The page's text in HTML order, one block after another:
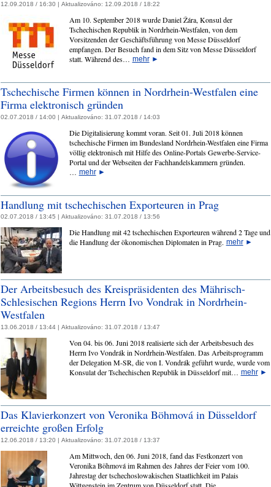
12.09.2018 / 16:30 | Aktualizováno: 12.09.2018 / 18:22
Am 10. September 2018 wurde Daniel Žára, Konsul der
Tschechischen Republik in Nordrhein-Westfalen, von dem
Vorsitzenden der Geschäftsführung von Messe Düsseldorf
empfangen. Der Besuch fand in dem Sitz von Messe Düsseldorf
statt. Während des… mehr►
Tschechische Firmen können in Nordrhein-Westfalen eine
Firma elektronisch gründen
02.07.2018 / 14:00 | Aktualizováno: 31.07.2018 / 14:03
Die Digitalisierung kommt voran. Seit 01. Juli 2018 können
tschechische Firmen im Bundesland Nordrhein-Westfalen eine Firma
völlig elektronisch mit Hilfe des Online-Portals Gewerbe-Service-
Portal und der Webseiten der Fachhandelskammern gründen.
… mehr►
Handlung mit tschechischen Exporteuren in Prag
02.07.2018 / 13:45 | Aktualizováno: 31.07.2018 / 13:56
Die Handlung mit 42 tschechischen Exporteuren während 2 Tage und
die Handlung der ökonomischen Diplomaten in Prag. mehr►
Der Arbeitsbesuch des Kreispräsidenten des Mährisch-
Schlesischen Regions Herrn Ivo Vondrak in Nordrhein-
Westfalen
13.06.2018 / 13:44 | Aktualizováno: 31.07.2018 / 13:47
Von 04. bis 06. Juni 2018 realisierte sich der Arbeitsbesuch des
Herrn Ivo Vondrák in Nordrhein-Westfalen. Das Arbeitsprogramm
der Delegation M-SR, die von I. Vondrák geführt wurde, wurde vom
Konsulat der Tschechischen Republik in Düsseldorf mit… mehr►
Das Klavierkonzert von Veronika Böhmová in Düsseldorf
erreichte großen Erfolg
12.06.2018 / 13:20 | Aktualizováno: 31.07.2018 / 13:37
Am Mittwoch, den 06. Juni 2018, fand das Festkonzert von
Veronika Böhmová im Rahmen des Jahres der Feier vom 100.
Jahrestag der tschechoslowakischen Staatlichkeit im Palais
Wittgenstein im Zentrum von Düsseldorf statt. Die